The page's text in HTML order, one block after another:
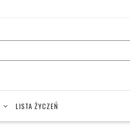
LISTA ŻYCZEŃ